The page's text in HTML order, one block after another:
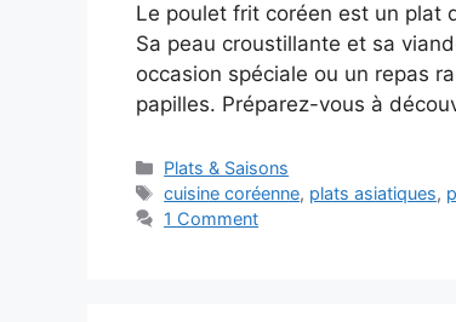
Le poulet frit coréen est un plat
Sa peau croustillante et sa
occasion spéciale ou un repas
papilles. Préparez-vous à
Categories
Plats & Saisons
Tags
cuisine coréenne, plats asiatiques,
1 Comment